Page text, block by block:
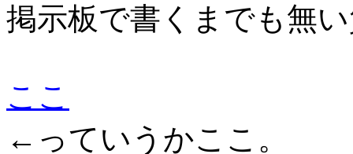
掲示板で書くまでも無
ここ
←っていうかここ。